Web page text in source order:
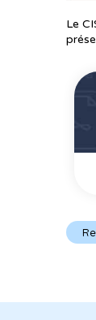
Le